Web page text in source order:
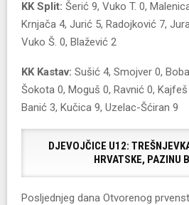
KK Split: Šerić 9, Vuko T. 0,
Krnjača 4, Jurić 5, Radojković 7,
Vuko Š. 0, Blažević 2
KK Kastav: Sušić 4, Smojver 0,
Šokota 0, Moguš 0, Ravnić 0,
Banić 3, Kučica 9, Uzelac-Šćiran 9
DJEVOJČICE U12:
HRVATSKE, PAZINU
Posljednjeg dana Otvorenog